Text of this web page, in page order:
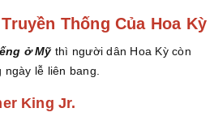
Thống Của Hoa Kỳ
ở Mỹthì người dân Hoa Kỳ còn
lễ liên bang.
King Jr.